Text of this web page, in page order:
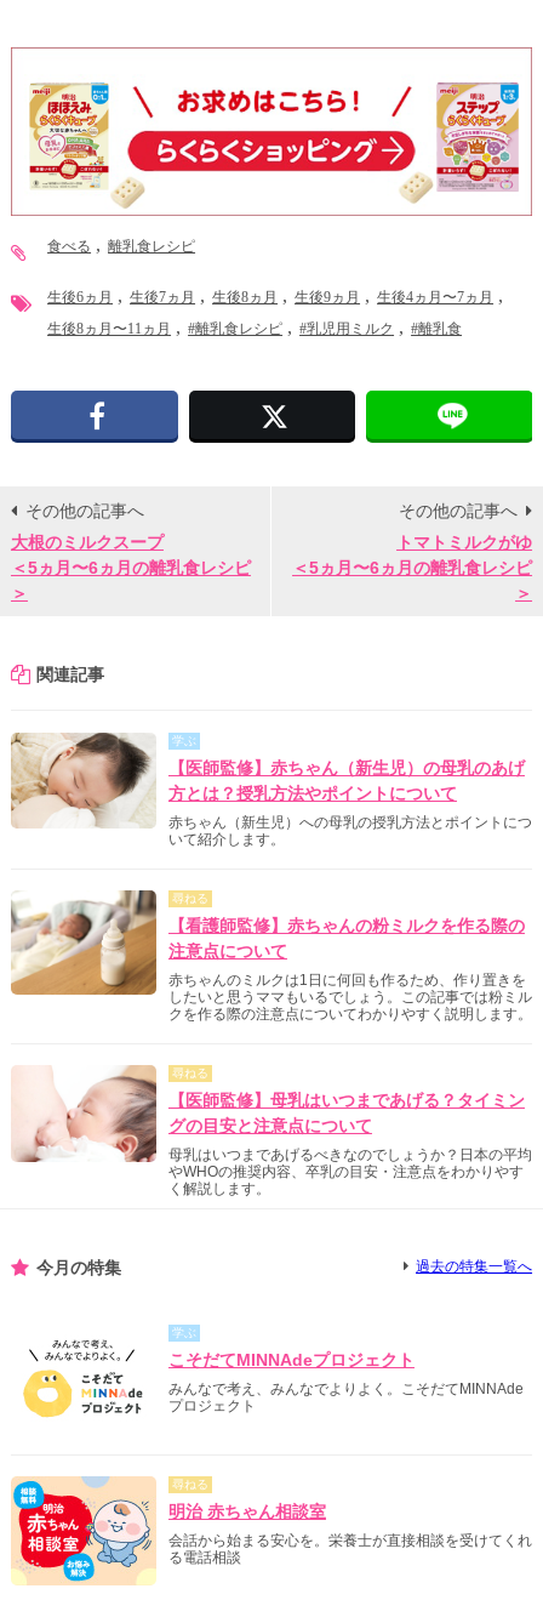
食べる 離乳食レシピ
生後6ヵ月 生後7ヵ月 生後8ヵ月 生後9ヵ月 生後4ヵ月〜7ヵ月
生後8ヵ月〜11ヵ月 #離乳食レシピ #乳児用ミルク #離乳食
その他の記事へ
大根のミルクスープ
＜5ヵ月〜6ヵ月の離乳食レシピ
＞
その他の記事へ
トマトミルクがゆ
＜5ヵ月〜6ヵ月の離乳食レシピ
＞
関連記事
学ぶ
【医師監修】赤ちゃん（新生児）の母乳のあげ
方とは？授乳方法やポイントについて
赤ちゃん（新生児）への母乳の授乳方法とポイントにつ
いて紹介します。
尋ねる
【看護師監修】赤ちゃんの粉ミルクを作る際の
注意点について
赤ちゃんのミルクは1日に何回も作るため、作り置きを
したいと思うママもいるでしょう。この記事では粉ミル
クを作る際の注意点についてわかりやすく説明します。
尋ねる
【医師監修】母乳はいつまであげる？タイミン
グの目安と注意点について
母乳はいつまであげるべきなのでしょうか？日本の平均
やWHOの推奨内容、卒乳の目安・注意点をわかりやす
く解説します。
今月の特集 過去の特集一覧へ
学ぶ
こそだてMINNAdeプロジェクト
みんなで考え、みんなでよりよく。こそだてMINNAde
プロジェクト
尋ねる
明治 赤ちゃん相談室
会話から始まる安心を。栄養士が直接相談を受けてくれ
る電話相談